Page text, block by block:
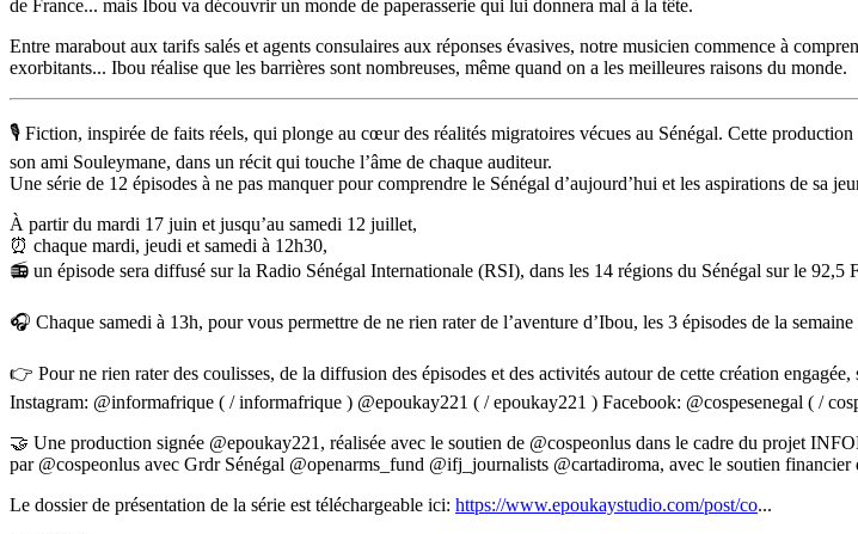
de France... mais Ibou va découvrir un monde de paperasserie qui lui donnera mal à la tête.
Entre marabout aux tarifs salés et agents consulaires aux réponses évasives, notre musicien commence à
exorbitants... Ibou réalise que les barrières sont nombreuses, même quand on a les meilleures raisons du monde.
🎙️ Fiction, inspirée de faits réels, qui plonge au cœur des réalités migratoires vécues au Sénégal. Cette
son ami Souleymane, dans un récit qui touche l’âme de chaque auditeur.
Une série de 12 épisodes à ne pas manquer pour comprendre le Sénégal d’aujourd’hui et les aspirations de sa
À partir du mardi 17 juin et jusqu’au samedi 12 juillet,
⏰️ chaque mardi, jeudi et samedi à 12h30,
📻 un épisode sera diffusé sur la Radio Sénégal Internationale (RSI), dans les 14 régions du Sénégal sur le
🎧 Chaque samedi à 13h, pour vous permettre de ne rien rater de l’aventure d’Ibou, les 3 épisodes de la
👉 Pour ne rien rater des coulisses, de la diffusion des épisodes et des activités autour de cette création engagée,
Instagram: @informafrique ( / informafrique ) @epoukay221 ( / epoukay221 ) Facebook: @cospesenegal ( /
🤝 Une production signée @epoukay221, réalisée avec le soutien de @cospeonlus dans le cadre du projet
par @cospeonlus avec Grdr Sénégal @openarms_fund @ifj_journalists @cartadiroma, avec le soutien
Le dossier de présentation de la série est téléchargeable ici: https://www.epoukaystudio.com/post/co...